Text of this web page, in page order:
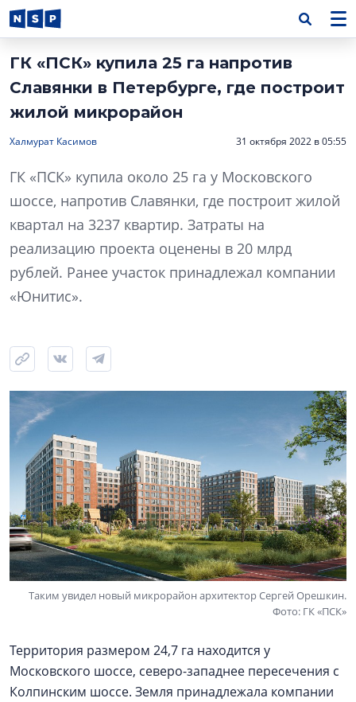
ГК «ПСК» купила 25 га напротив
Славянки в Петербурге, где построит
жилой микрорайон
Халмурат Касимов 31 октября 2022 в 05:55
ГК «ПСК» купила около 25 га у Московского
шоссе, напротив Славянки, где построит жилой
квартал на 3237 квартир. Затраты на
реализацию проекта оценены в 20 млрд
рублей. Ранее участок принадлежал компании
«Юнитис».
Таким увидел новый микрорайон архитектор Сергей Орешкин.
Фото: ГК «ПСК»
Территория размером 24,7 га находится у
Московского шоссе, северо-западнее пересечения с
Колпинским шоссе. Земля принадлежала компании